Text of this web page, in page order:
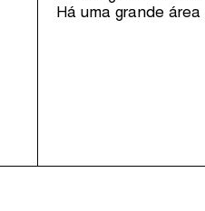
Há uma grande